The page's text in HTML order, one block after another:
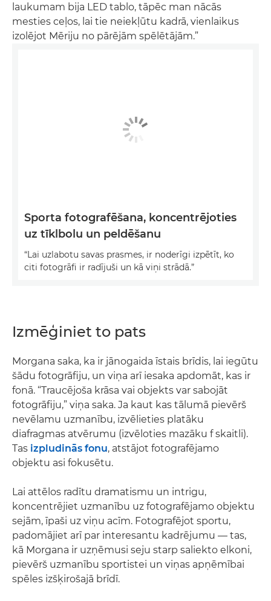
laukumam bija LED tablo, tāpēc man nācās
mesties ceļos, lai tie neiekļūtu kadrā, vienlaikus
izolējot Mēriju no pārējām spēlētājām.”
Sporta fotografēšana, koncentrējoties
uz tīklbolu un peldēšanu
“Lai uzlabotu savas prasmes, ir noderīgi izpētīt, ko
citi fotogrāfi ir radījuši un kā viņi strādā.”
Izmēģiniet to pats
Morgana saka, ka ir jānogaida īstais brīdis, lai iegūtu
šādu fotogrāfiju, un viņa arī iesaka apdomāt, kas ir
fonā. “Traucējoša krāsa vai objekts var sabojāt
fotogrāfiju,” viņa saka. Ja kaut kas tālumā pievērš
nevēlamu uzmanību, izvēlieties platāku
diafragmas atvērumu (izvēloties mazāku f skaitli).
Tas izpludinās fonu, atstājot fotografējamo
objektu asi fokusētu.
Lai attēlos radītu dramatismu un intrigu,
koncentrējiet uzmanību uz fotografējamo objektu
sejām, īpaši uz viņu acīm. Fotografējot sportu,
padomājiet arī par interesantu kadrējumu — tas,
kā Morgana ir uzņēmusi seju starp saliekto elkoni,
pievērš uzmanību sportistei un viņas apņēmībai
spēles izšķirošajā brīdī.